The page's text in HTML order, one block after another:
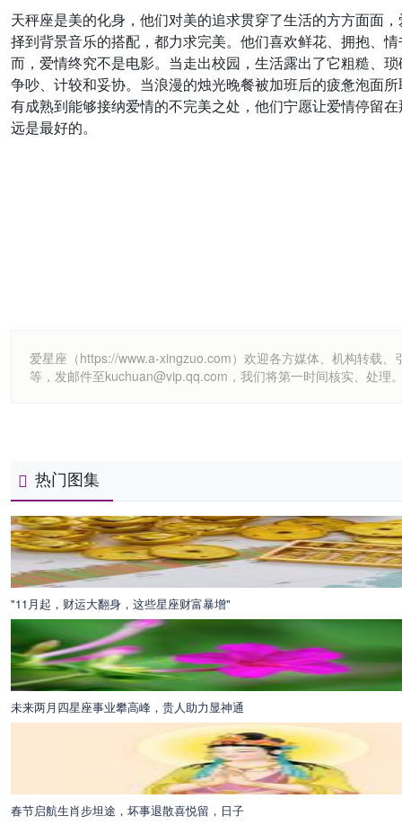
天秤座是美的化身，他们对美的追求贯穿了生活的方方面面
择到背景音乐的搭配，都力求完美。他们喜欢鲜花、拥抱、
而，爱情终究不是电影。当走出校园，生活露出了它粗糙、
争吵、计较和妥协。当浪漫的烛光晚餐被加班后的疲惫泡面
有成熟到能够接纳爱情的不完美之处，他们宁愿让爱情停留
远是最好的。
爱星座（https://www.a-xingzuo.com）欢迎各方媒体、机构转载
等，发邮件至kuchuan@vip.qq.com，我们将第一时间核实、处理
热门图集
"11月起，财运大翻身，这些星座财富暴增"
未来两月四星座事业攀高峰，贵人助力显神通
春节启航生肖步坦途，坏事退散喜悦留，日子